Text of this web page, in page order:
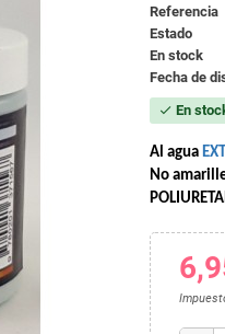
Referencia
Estado
En stock
Fecha de
check En
Al agua
No